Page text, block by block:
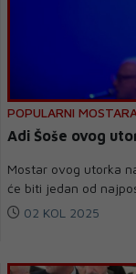
POPULARNI
Adi Šoše ovog
Mostar ovog utorka
će biti jedan od
02 KOL 2025